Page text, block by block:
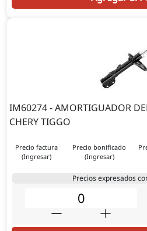
IM60274 - AMORTIGUADOR
CHERY TIGGO
Precio factura
(Ingresar)
Precio bonificado
(Ingresar)
Precios expresados